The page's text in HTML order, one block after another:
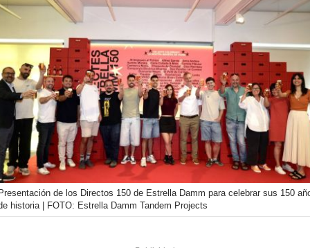
de los Directos 150 de Estrella Damm para celebrar sus 150
historia | FOTO: Estrella Damm Tandem Projects